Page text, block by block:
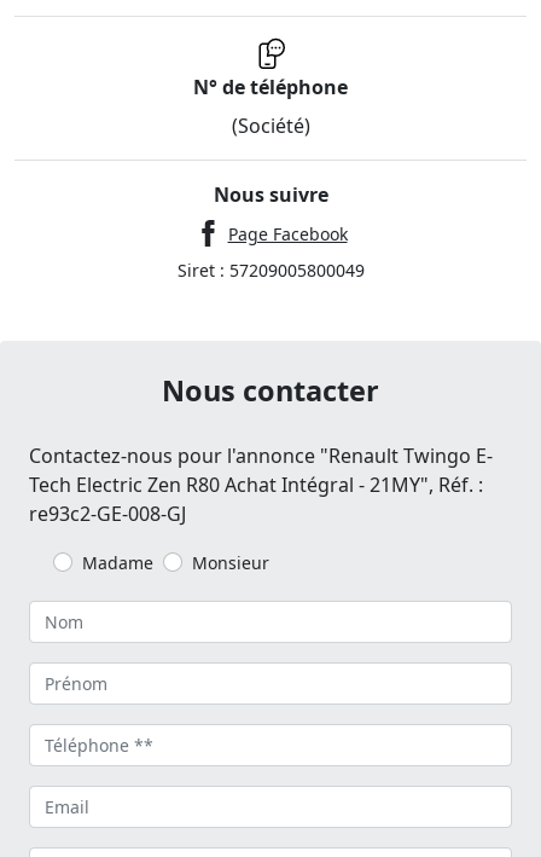
N° de téléphone
(Société)
Nous suivre
Page Facebook
Siret : 57209005800049
Nous contacter
Contactez-nous pour l'annonce "Renault Twingo E-
Tech Electric Zen R80 Achat Intégral - 21MY", Réf. :
re93c2-GE-008-GJ
Madame Monsieur